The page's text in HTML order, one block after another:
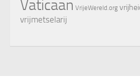
Vaticaan VrijeWereld.org
vrijmetselarij